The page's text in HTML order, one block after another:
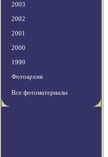
2003
2002
2001
2000
1999
Фотоархив
Все фотоматериалы